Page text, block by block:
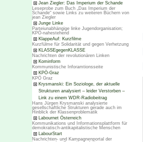
Jean Ziegler: Das Imperium der Schande
Leseprobe zum Buch „Das Imperium der
Schande“ sowie Links zu weiteren Büchern von
jean Ziegler
Junge Linke
Parteiunabhängige linke Jugendorganisation;
KPÖ-nahestehend
KlappeAuf: Kurzfilme
Kurzfülme für Solidarität und gegen Verhetzung
KLASSEgegenKLASSE
Nachrichten der revolutionären Linken
Kominform
Kommunistische Inforamtionsseite
KPÖ-Graz
KPÖ Graz
Krysmanski: Ein Soziologe, der aktuelle
Strukturen analysiert – leider Verstorben –
Link zu einem WDR-Radiobeitrag
Hans Jürgen Krysmanski analysierte
gesellschaftliche Strukturen gerade auch im
Hinblick der Klassenproblematik
Labournet Österreich
Kommunikations und Informationsplattform für
demokratisch-antikapitalistische Menschen
LabourStart
Nachrichten- und Kampagnenportal der